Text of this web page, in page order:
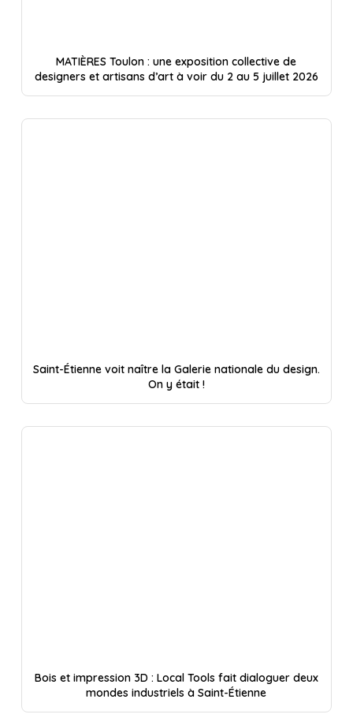
MATIÈRES Toulon : une exposition collective de
designers et artisans d’art à voir du 2 au 5 juillet 2026
Saint-Étienne voit naître la Galerie nationale du design.
On y était !
Bois et impression 3D : Local Tools fait dialoguer deux
mondes industriels à Saint-Étienne